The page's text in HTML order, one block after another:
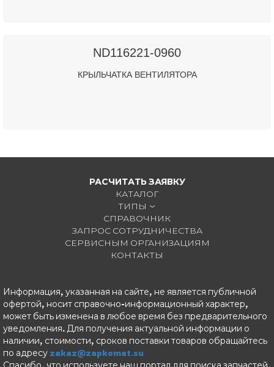
ND116221-0960
КРЫЛЬЧАТКА ВЕНТИЛЯТОРА
РАСЧИТАТЬ ЗАЯВКУ
КАТАЛОГ
ТИПЫ
СПРАВОЧНИК
ЗАПРОС СОТРУДНИЧЕСТВА
СЕРВИСНЫМ ОРГАНИЗАЦИЯМ
КОНТАКТЫ
Информация, указанная на сайте, не является публичной
офертой, носит справочно-информационный характер,
может быть изменена в любое время без предварительного
уведомления. Для получения актуальной информации о
наличии, стоимости, сроков поставки товаров обращайтесь
по адресу zakaz@zapkomat.su
Спасибо, что используете наш портал для поиска запчастей.